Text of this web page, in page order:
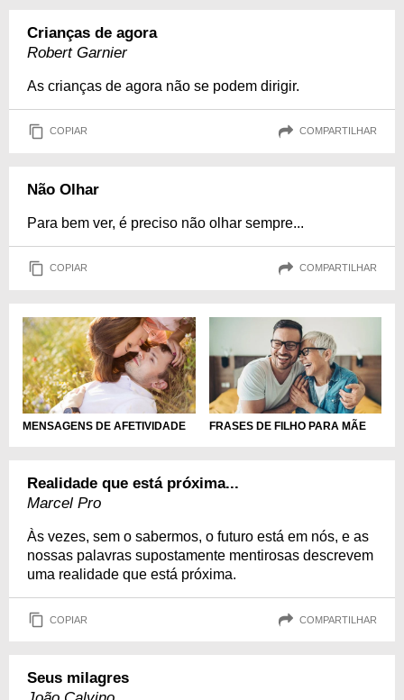
Crianças de agora
Robert Garnier
As crianças de agora não se podem dirigir.
COPIAR COMPARTILHAR
Não Olhar
Para bem ver, é preciso não olhar sempre...
COPIAR COMPARTILHAR
MENSAGENS DE AFETIVIDADE FRASES DE FILHO PARA MÃE
Realidade que está próxima...
Marcel Pro
Às vezes, sem o sabermos, o futuro está em nós, e as
nossas palavras supostamente mentirosas descrevem
uma realidade que está próxima.
COPIAR COMPARTILHAR
Seus milagres